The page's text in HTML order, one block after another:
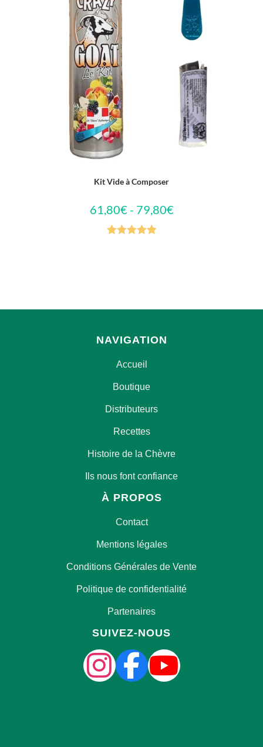
Kit Vide à Composer
61,80€ - 79,80€
NAVIGATION
Accueil
Boutique
Distributeurs
Recettes
Histoire de la Chèvre
Ils nous font confiance
À PROPOS
Contact
Mentions légales
Conditions Générales de Vente
Politique de confidentialité
Partenaires
SUIVEZ-NOUS